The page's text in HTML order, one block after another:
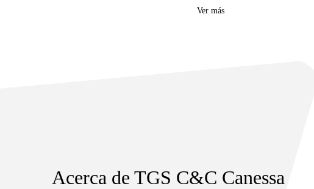
Ver más
Acerca de TGS C&C Canessa